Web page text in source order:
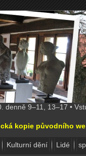
denně 9–11, 13–17 •
kopie původního
Kulturní dění Lidé